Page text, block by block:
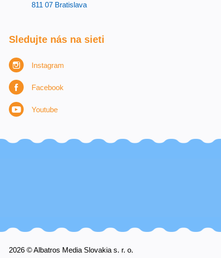
811 07 Bratislava
Sledujte nás na sieti
Instagram
Facebook
Youtube
2026 © Albatros Media Slovakia s. r. o.